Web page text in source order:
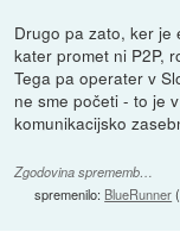
Drugo pa zato, ker je
kater promet ni P2P,
Tega pa operater v
ne sme početi - to je
komunikacijsko
Zgodovina sprememb…
spremenilo: BlueRunner(